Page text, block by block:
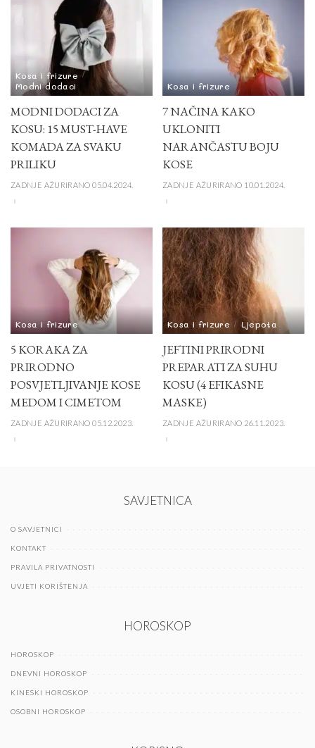
Kosa i frizure
Modni dodaci
MODNI DODACI ZA
KOSU: 15 MUST-HAVE
KOMADA ZA SVAKU
PRILIKU
ZADNJE AŽURIRANO 05.04.2024.
Kosa i frizure
7 NAČINA KAKO
UKLONITI
NARANČASTU BOJU
KOSE
ZADNJE AŽURIRANO 10.01.2024.
Kosa i frizure
5 KORAKA ZA
PRIRODNO
POSVJETLJIVANJE KOSE
MEDOM I CIMETOM
ZADNJE AŽURIRANO 05.12.2023.
Kosa i frizure Ljepota
JEFTINI PRIRODNI
PREPARATI ZA SUHU
KOSU (4 EFIKASNE
MASKE)
ZADNJE AŽURIRANO 26.11.2023.
SAVJETNICA
O SAVJETNICI
KONTAKT
PRAVILA PRIVATNOSTI
UVJETI KORIŠTENJA
HOROSKOP
HOROSKOP
DNEVNI HOROSKOP
KINESKI HOROSKOP
OSOBNI HOROSKOP